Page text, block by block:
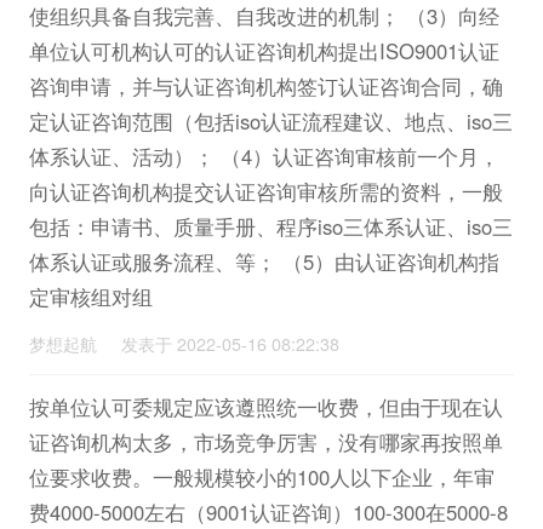
使组织具备自我完善、自我改进的机制； （3）向经
单位认可机构认可的认证咨询机构提出ISO9001认证
咨询申请，并与认证咨询机构签订认证咨询合同，确
定认证咨询范围（包括iso认证流程建议、地点、iso三
体系认证、活动）； （4）认证咨询审核前一个月，
向认证咨询机构提交认证咨询审核所需的资料，一般
包括：申请书、质量手册、程序iso三体系认证、iso三
体系认证或服务流程、等； （5）由认证咨询机构指
定审核组对组
梦想起航 发表于 2022-05-16 08:22:38
按单位认可委规定应该遵照统一收费，但由于现在认
证咨询机构太多，市场竞争厉害，没有哪家再按照单
位要求收费。一般规模较小的100人以下企业，年审
费4000-5000左右（9001认证咨询）100-300在5000-8